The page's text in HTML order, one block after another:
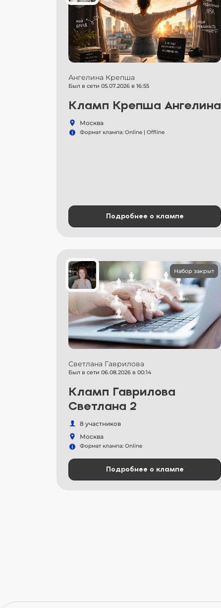
Ангелина Крепша
Был в сети 05.07.2026 в 16:55
Кламп Крепша Ангелина
Москва
Формат клампа: Online | Offline
Подробнее о клампе
Набор закрыт
Светлана Гаврилова
Был в сети 06.08.2026 в 00:14
Кламп Гаврилова
Светлана 2
8 участников
Москва
Формат клампа: Online
Подробнее о клампе